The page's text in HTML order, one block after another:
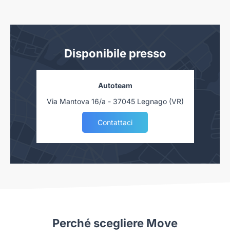
Modalità di guida eco / comfort / sport / custom
Rear cross traffic braking (RCTB)
Disponibile presso
Autoteam
Via Mantova 16/a - 37045 Legnago (VR)
Contattaci
Perché scegliere Move